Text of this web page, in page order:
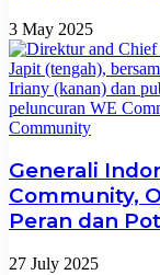
3 May 2025
Generali
Community,
Peran dan
27 July 2025